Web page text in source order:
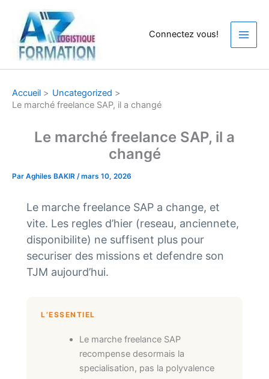
contenu
Connectez vous!
Accueil
Uncategorized
Le marché freelance SAP, il a changé
Le marché freelance SAP, il a
changé
Par Aghiles BAKIR /mars 10, 2026
Le marche freelance SAP a change, et
vite. Les regles d’hier (reseau, anciennete,
disponibilite) ne suffisent plus pour
securiser des missions et defendre son
TJM aujourd’hui.
L’ESSENTIEL
Le marche freelance SAP
recompense desormais la
specialisation, pas la polyvalence